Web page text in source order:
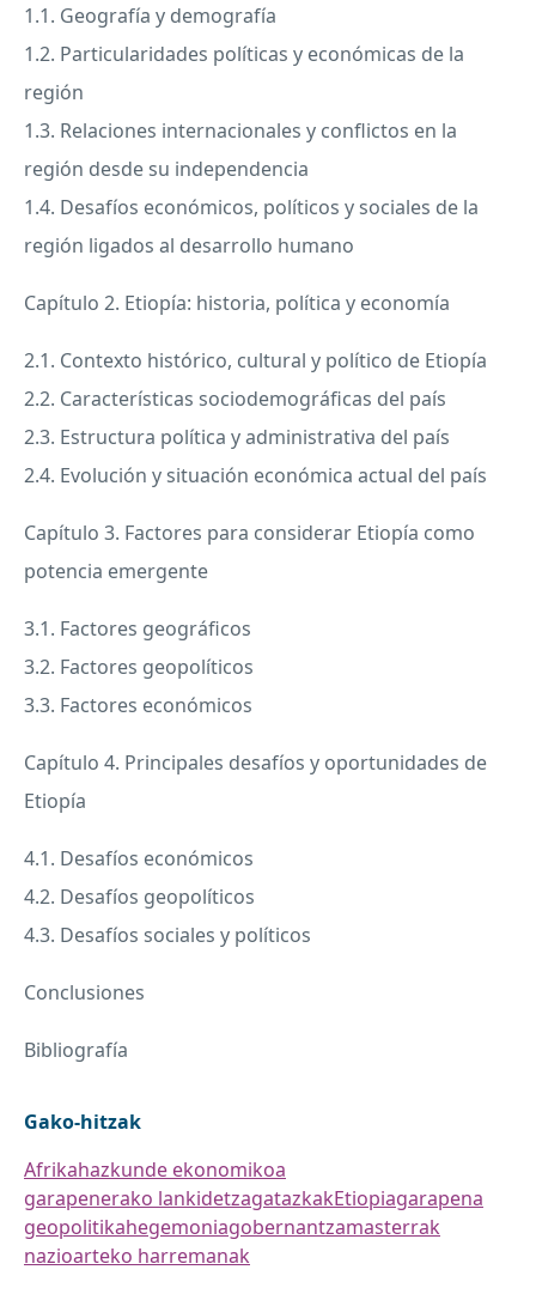
1.1. Geografía y demografía
1.2. Particularidades políticas y económicas de la
región
1.3. Relaciones internacionales y conflictos en la
región desde su independencia
1.4. Desafíos económicos, políticos y sociales de la
región ligados al desarrollo humano
Capítulo 2. Etiopía: historia, política y economía
2.1. Contexto histórico, cultural y político de Etiopía
2.2. Características sociodemográficas del país
2.3. Estructura política y administrativa del país
2.4. Evolución y situación económica actual del país
Capítulo 3. Factores para considerar Etiopía como
potencia emergente
3.1. Factores geográficos
3.2. Factores geopolíticos
3.3. Factores económicos
Capítulo 4. Principales desafíos y oportunidades de
Etiopía
4.1. Desafíos económicos
4.2. Desafíos geopolíticos
4.3. Desafíos sociales y políticos
Conclusiones
Bibliografía
Gako-hitzak
Afrikahazkunde ekonomikoa
garapenerako lankidetzagatazkakEtiopiagarapena
geopolitikahegemoniagobernantzamasterrak
nazioarteko harremanak